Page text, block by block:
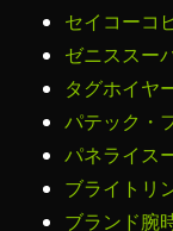
セイコーコ
ゼニススー
タグホイヤ
パテック・
パネライス
ブライトリ
ブランド腕